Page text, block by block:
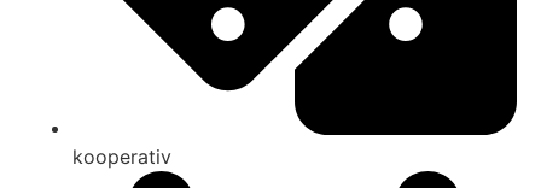
kooperativ